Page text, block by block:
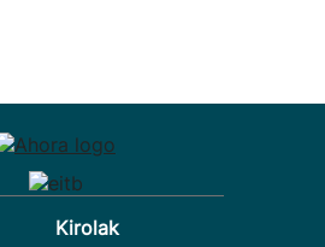
Kirolak